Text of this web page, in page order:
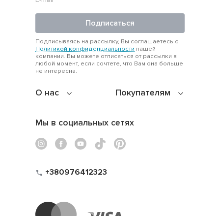
О нас Покупателям
Подписаться
Подписываясь на рассылку, Вы соглашаетесь с
Политикой конфиденциальности нашей
компании. Вы можете отписаться от рассылки в
любой момент, если сочтете, что Вам она больше
не интересна.
Мы в социальных сетях
+380976412323